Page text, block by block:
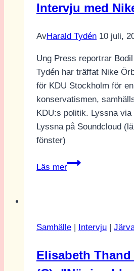
Intervju med
AvHarald Tydén 10 juli,
Ung Press reportrar
Tydén har träffat Nike
för KDU Stockholm för
konservatismen,
KDU:s politik. Lyssna via
Lyssna på Soundcloud
fönster)
Läs mer
”Människan
gäller
politiker”
Samhälle | Intervju |
Elisabeth